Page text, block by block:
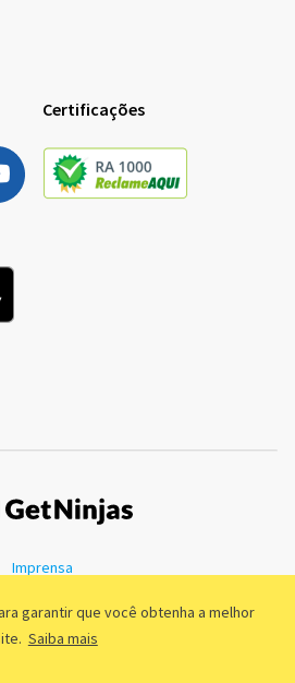
garantir que você obtenha a melhor
Saiba mais
Certificações
Imprensa
de Privacidade